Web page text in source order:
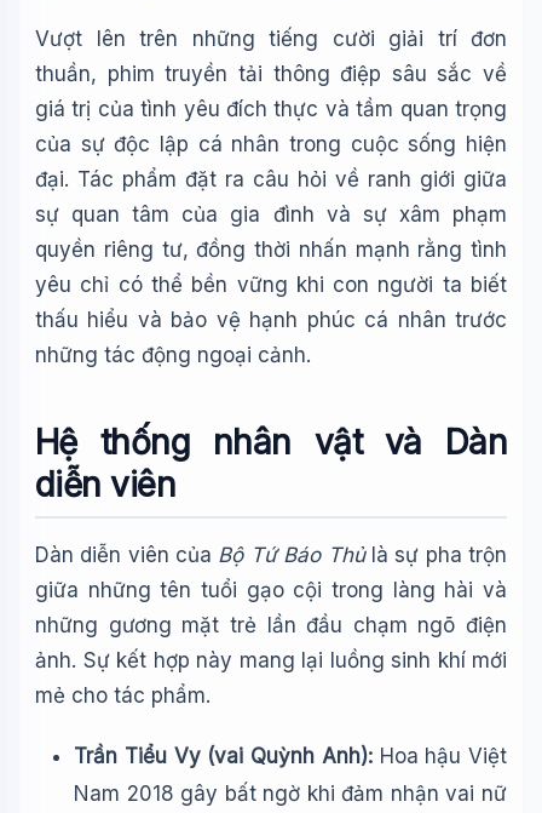
Vượt lên trên những tiếng cười giải trí đơn
thuần, phim truyền tải thông điệp sâu sắc về
giá trị của tình yêu đích thực và tầm quan trọng
của sự độc lập cá nhân trong cuộc sống hiện
đại. Tác phẩm đặt ra câu hỏi về ranh giới giữa
sự quan tâm của gia đình và sự xâm phạm
quyền riêng tư, đồng thời nhấn mạnh rằng tình
yêu chỉ có thể bền vững khi con người ta biết
thấu hiểu và bảo vệ hạnh phúc cá nhân trước
những tác động ngoại cảnh.
Hệ thống nhân vật và Dàn
diễn viên
Dàn diễn viên của Bộ Tứ Báo Thủlà sự pha trộn
giữa những tên tuổi gạo cội trong làng hài và
những gương mặt trẻ lần đầu chạm ngõ điện
ảnh. Sự kết hợp này mang lại luồng sinh khí mới
mẻ cho tác phẩm.
Trần Tiểu Vy (vai Quỳnh Anh):Hoa hậu Việt
Nam 2018 gây bất ngờ khi đảm nhận vai nữ